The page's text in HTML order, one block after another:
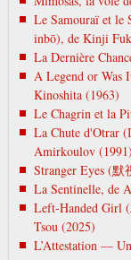
Le Samouraï et
inbō), de Kinji
La Dernière
A Legend or Was
Kinoshita (1963)
Le Chagrin et la
La Chute d'Otrar
Amirkoulov (1991)
Stranger Eyes (
La Sentinelle, de
Left-Handed Girl
Tsou (2025)
L’Attestation —